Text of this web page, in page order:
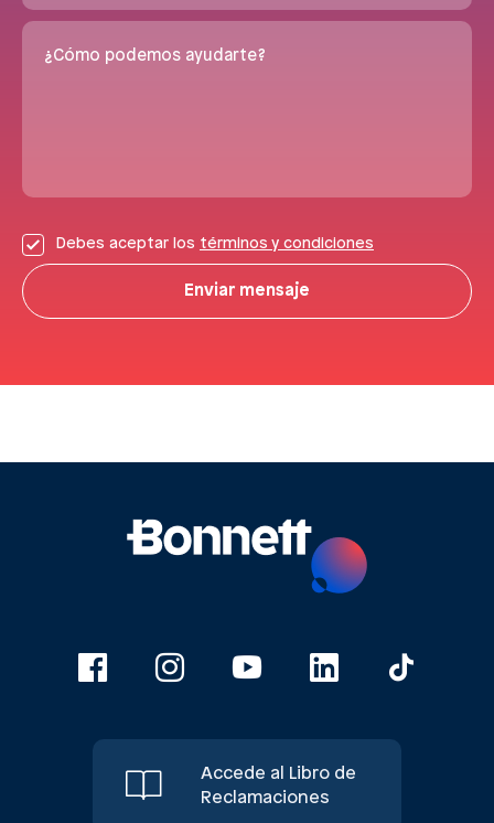
¿Cómo podemos ayudarte?
Debes aceptar los términos y condiciones
Enviar mensaje
Accede al Libro de
Reclamaciones